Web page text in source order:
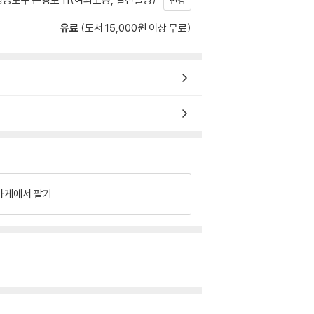
유료 (도서 15,000원 이상 무료)
게에서 팔기